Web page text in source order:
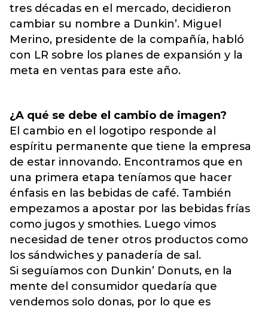
tres décadas en el mercado, decidieron
cambiar su nombre a Dunkin’. Miguel
Merino, presidente de la compañía, habló
con LR sobre los planes de expansión y la
meta en ventas para este año.
¿A qué se debe el cambio de imagen?
El cambio en el logotipo responde al
espíritu permanente que tiene la empresa
de estar innovando. Encontramos que en
una primera etapa teníamos que hacer
énfasis en las bebidas de café. También
empezamos a apostar por las bebidas frías
como jugos y smothies. Luego vimos
necesidad de tener otros productos como
los sándwiches y panadería de sal.
Si seguíamos con Dunkin’ Donuts, en la
mente del consumidor quedaría que
vendemos solo donas, por lo que es